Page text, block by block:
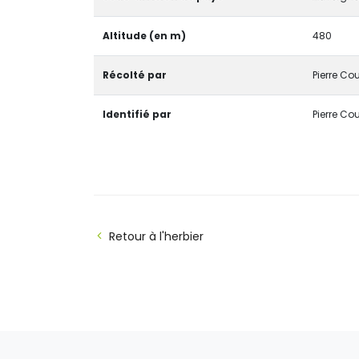
Altitude (en m) 480
Récolté par Pierre
Identifié par Pierre
Retour à l'herbier